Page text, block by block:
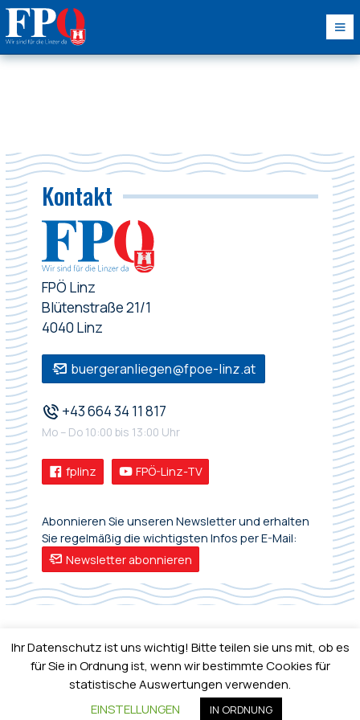
Kontakt
FPÖ Linz
Blütenstraße 21/1
4040 Linz
buergeranliegen@fpoe-linz.at
+43 664 34 11 817
Mo – Do 10:00 bis 13:00 Uhr
fplinz FPÖ-Linz-TV
Abonnieren Sie unseren Newsletter und erhalten
Sie regelmäßig die wichtigsten Infos per E-Mail:
Newsletter abonnieren
Ihr Datenschutz ist uns wichtig! Bitte teilen sie uns mit, ob es
für Sie in Ordnung ist, wenn wir bestimmte Cookies für
statistische Auswertungen verwenden.
EINSTELLUNGEN
IN ORDNUNG